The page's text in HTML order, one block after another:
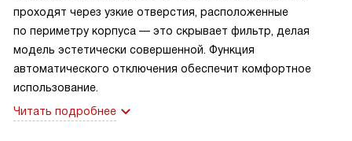
проходят через узкие отверстия, расположенные
по периметру корпуса — это скрывает фильтр, делая
модель эстетически совершенной. Функция
автоматического отключения обеспечит комфортное
использование.
Читать подробнее